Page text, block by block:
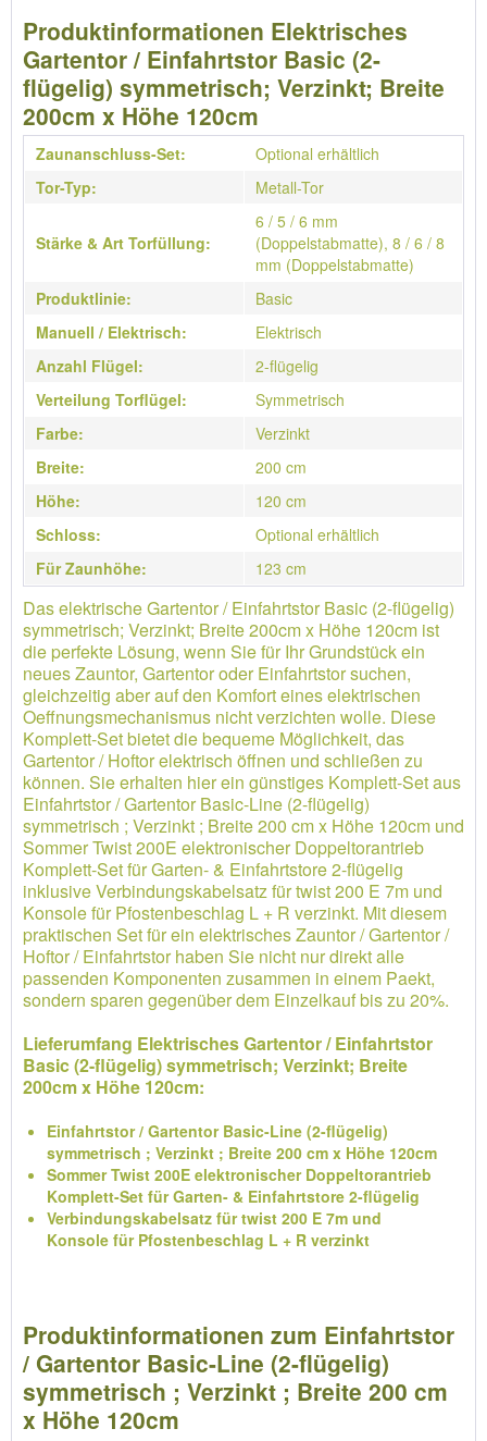
Produktinformationen Elektrisches
Gartentor / Einfahrtstor Basic (2-
flügelig) symmetrisch; Verzinkt; Breite
200cm x Höhe 120cm
Zaunanschluss-Set:
Optional erhältlich
Tor-Typ:
Metall-Tor
Stärke & Art Torfüllung:
6 / 5 / 6 mm
(Doppelstabmatte), 8 / 6 / 8
mm (Doppelstabmatte)
Produktlinie:
Basic
Manuell / Elektrisch:
Elektrisch
Anzahl Flügel:
2-flügelig
Verteilung Torflügel:
Symmetrisch
Farbe:
Verzinkt
Breite:
200 cm
Höhe:
120 cm
Schloss:
Optional erhältlich
Für Zaunhöhe:
123 cm
Das elektrische Gartentor / Einfahrtstor Basic (2-flügelig)
symmetrisch; Verzinkt; Breite 200cm x Höhe 120cm ist
die perfekte Lösung, wenn Sie für Ihr Grundstück ein
neues Zauntor, Gartentor oder Einfahrtstor suchen,
gleichzeitig aber auf den Komfort eines elektrischen
Oeffnungsmechanismus nicht verzichten wolle. Diese
Komplett-Set bietet die bequeme Möglichkeit, das
Gartentor / Hoftor elektrisch öffnen und schließen zu
können. Sie erhalten hier ein günstiges Komplett-Set aus
Einfahrtstor / Gartentor Basic-Line (2-flügelig)
symmetrisch ; Verzinkt ; Breite 200 cm x Höhe 120cm und
Sommer Twist 200E elektronischer Doppeltorantrieb
Komplett-Set für Garten- & Einfahrtstore 2-flügelig
inklusive Verbindungskabelsatz für twist 200 E 7m und
Konsole für Pfostenbeschlag L + R verzinkt. Mit diesem
praktischen Set für ein elektrisches Zauntor / Gartentor /
Hoftor / Einfahrtstor haben Sie nicht nur direkt alle
passenden Komponenten zusammen in einem Paekt,
sondern sparen gegenüber dem Einzelkauf bis zu 20%.
Lieferumfang Elektrisches Gartentor / Einfahrtstor
Basic (2-flügelig) symmetrisch; Verzinkt; Breite
200cm x Höhe 120cm:
Einfahrtstor / Gartentor Basic-Line (2-flügelig)
symmetrisch ; Verzinkt ; Breite 200 cm x Höhe 120cm
Sommer Twist 200E elektronischer Doppeltorantrieb
Komplett-Set für Garten- & Einfahrtstore 2-flügelig
Verbindungskabelsatz für twist 200 E 7m und
Konsole für Pfostenbeschlag L + R verzinkt
Produktinformationen zum Einfahrtstor
/ Gartentor Basic-Line (2-flügelig)
symmetrisch ; Verzinkt ; Breite 200 cm
x Höhe 120cm